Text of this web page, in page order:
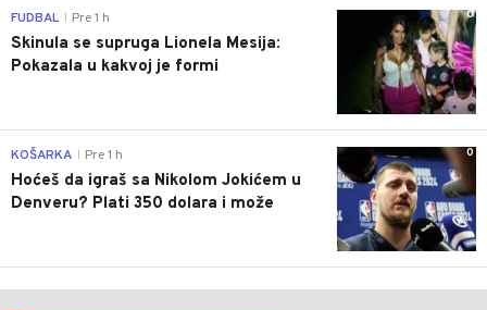
0
FUDBAL Pre 1 h
Skinula se supruga Lionela Mesija:
Pokazala u kakvoj je formi
0
KOŠARKA Pre 1 h
Hoćeš da igraš sa Nikolom Jokićem u
Denveru? Plati 350 dolara i može